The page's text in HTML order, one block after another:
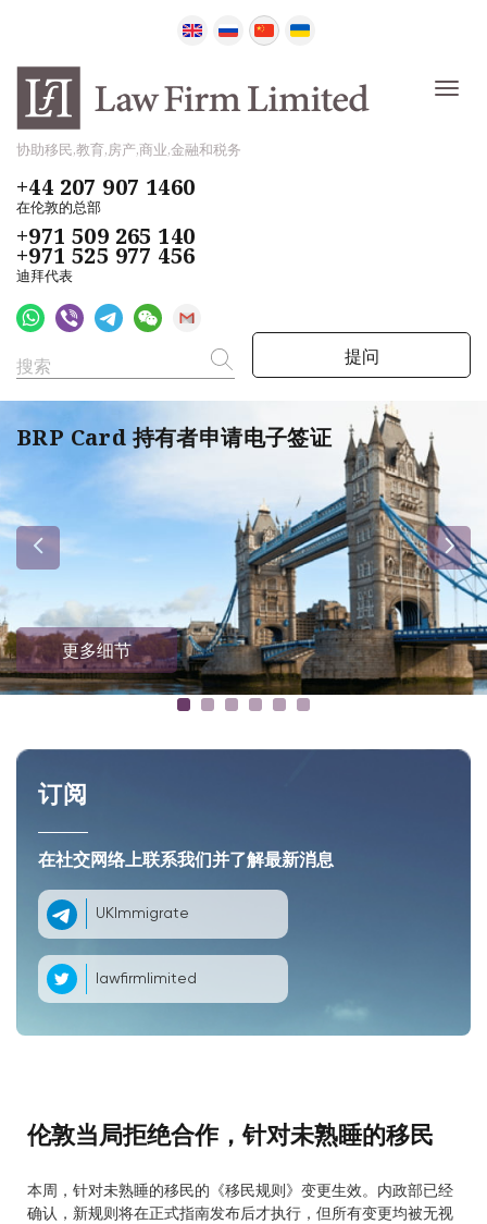
协助移民,教育,房产,商业,金融和税务
+44 207 907 1460
在伦敦的总部
+971 509 265 140
+971 525 977 456
迪拜代表
提问
BRP Card 持有者申请电子签证
更多细节
订阅
在社交网络上联系我们并了解最新消息
UKImmigrate
lawfirmlimited
伦敦当局拒绝合作，针对未熟睡的移民
本周，针对未熟睡的移民的《移民规则》变更生效。内政部已经
确认，新规则将在正式指南发布后才执行，但所有变更均被无视